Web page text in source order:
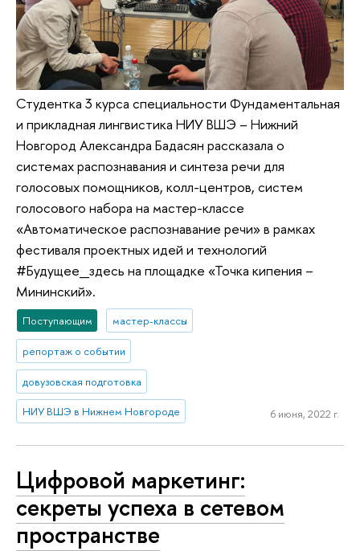
Студентка 3 курса специальности Фундаментальная
и прикладная лингвистика НИУ ВШЭ – Нижний
Новгород Александра Бадасян рассказала о
системах распознавания и синтеза речи для
голосовых помощников, колл-центров, систем
голосового набора на мастер-классе
«Автоматическое распознавание речи» в рамках
фестиваля проектных идей и технологий
#Будущее_здесь на площадке «Точка кипения –
Мининский».
Поступающим мастер-классы
репортаж о событии
довузовская подготовка
НИУ ВШЭ в Нижнем Новгороде 6 июня, 2022 г.
Цифровой маркетинг:
секреты успеха в сетевом
пространстве